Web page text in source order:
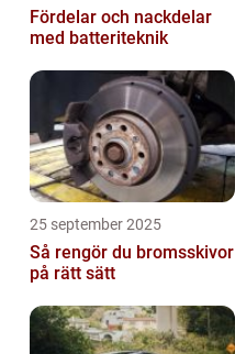
Fördelar och nackdelar
med batteriteknik
25 september 2025
Så rengör du bromsskivor
på rätt sätt